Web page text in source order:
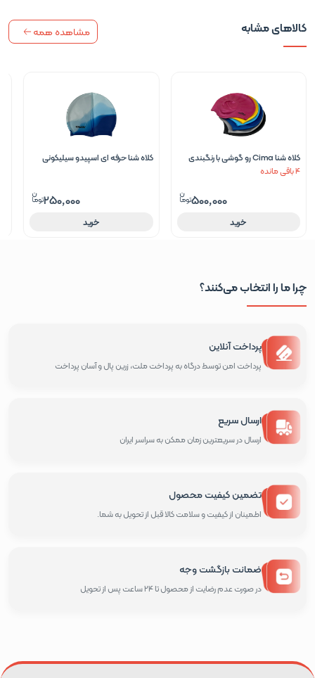
کالاهای مشابه مشاهده همه
کلاه شنا Cima رو گوشی با رنگبندی
متنوع
4 باقی مانده
خرید
500,000
کلاه شنا حرفه ای اسپیدو سیلیکونی
خرید
250,000
چرا ما را انتخاب می‌کنند؟
پرداخت آنلاین
پرداخت امن توسط درگاه به پرداخت ملت، زرین پال و آسان پرداخت
ارسال سریع
ارسال در سریعترین زمان ممکن به سراسر ایران
تضمین کیفیت محصول
اطمینان از کیفیت و سلامت کالا قبل از تحویل به شما.
ضمانت بازگشت وجه
در صورت عدم رضایت از محصول تا 24 ساعت پس از تحویل